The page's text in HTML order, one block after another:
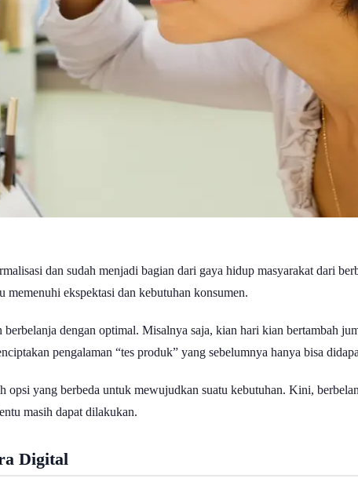
dan sudah menjadi bagian dari gaya hidup masyarakat dari
ekspektasi dan kebutuhan konsumen.
dengan optimal. Misalnya saja, kian hari kian bertambah
pengalaman “tes produk” yang sebelumnya hanya bisa
yang berbeda untuk mewujudkan suatu kebutuhan. Kini,
masih dapat dilakukan.
Digital